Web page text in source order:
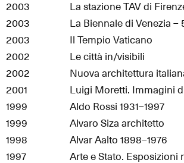
2003
La stazione TAV di
2003
2003
Il Tempio Vaticano
2002
Le città in/visibili
2002
Nuova architettura
2001
Luigi Moretti. Immagini
1999
Aldo Rossi 1931–1997
1999
Alvaro Siza architetto
1998
Alvar Aalto 1898–1976
1997